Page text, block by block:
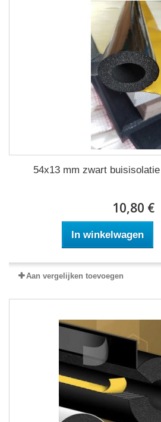
54x13 mm zwart
10,80 €
In winkelwagen
Aan vergelijken toevoegen